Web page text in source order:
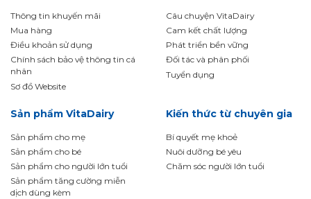
Thông tin khuyến mãi
Mua hàng
Điều khoản sử dụng
Chính sách bảo vệ thông tin cá
nhân
Sơ đồ Website
Câu chuyện VitaDairy
Cam kết chất lượng
Phát triển bền vững
Đối tác và phân phối
Tuyển dụng
Sản phẩm VitaDairy
Sản phẩm cho mẹ
Sản phẩm cho bé
Sản phẩm cho người lớn tuổi
Sản phẩm tăng cường miễn
dịch dùng kèm
Kiến thức từ chuyên gia
Bí quyết mẹ khoẻ
Nuôi dưỡng bé yêu
Chăm sóc người lớn tuổi